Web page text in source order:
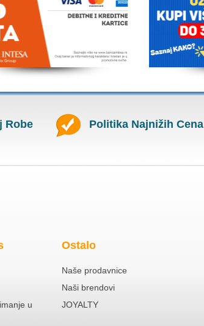
Robe Politika Najnižih Cena
u
Ostalo
Naše prodavnice
Naši brendovi
JOYALTY